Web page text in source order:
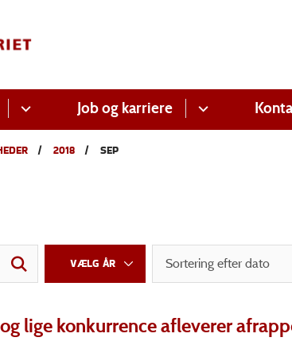
Job og karriere
2018 SEP
lige konkurrence afleverer